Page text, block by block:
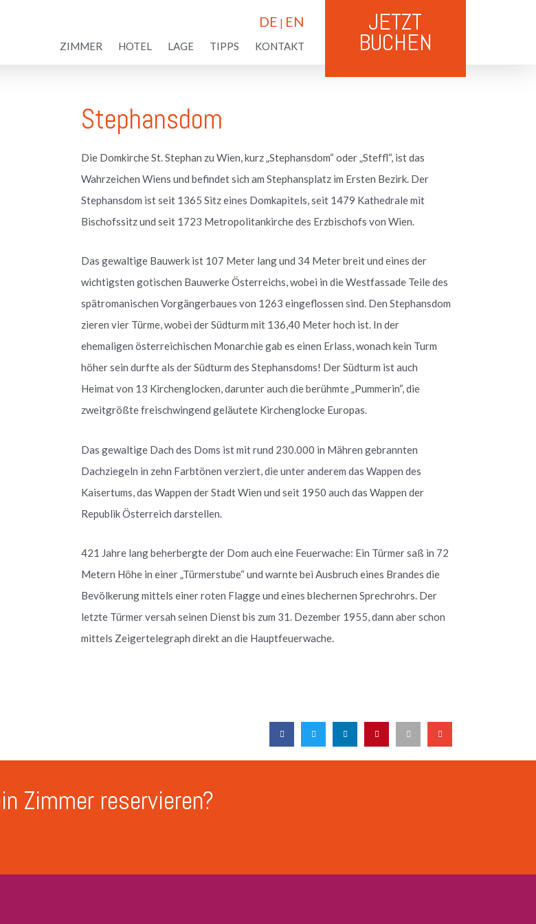
DE | EN
ZIMMER HOTEL LAGE TIPPS KONTAKT
JETZT
BUCHEN
Stephansdom
Die Domkirche St. Stephan zu Wien, kurz „Stephansdom“ oder „Steffl“, ist das
Wahrzeichen Wiens und befindet sich am Stephansplatz im Ersten Bezirk. Der
Stephansdom ist seit 1365 Sitz eines Domkapitels, seit 1479 Kathedrale mit
Bischofssitz und seit 1723 Metropolitankirche des Erzbischofs von Wien.
Das gewaltige Bauwerk ist 107 Meter lang und 34 Meter breit und eines der
wichtigsten gotischen Bauwerke Österreichs, wobei in die Westfassade Teile des
spätromanischen Vorgängerbaues von 1263 eingeflossen sind. Den Stephansdom
zieren vier Türme, wobei der Südturm mit 136,40 Meter hoch ist. In der
ehemaligen österreichischen Monarchie gab es einen Erlass, wonach kein Turm
höher sein durfte als der Südturm des Stephansdoms! Der Südturm ist auch
Heimat von 13 Kirchenglocken, darunter auch die berühmte „Pummerin“, die
zweitgrößte freischwingend geläutete Kirchenglocke Europas.
Das gewaltige Dach des Doms ist mit rund 230.000 in Mähren gebrannten
Dachziegeln in zehn Farbtönen verziert, die unter anderem das Wappen des
Kaisertums, das Wappen der Stadt Wien und seit 1950 auch das Wappen der
Republik Österreich darstellen.
421 Jahre lang beherbergte der Dom auch eine Feuerwache: Ein Türmer saß in 72
Metern Höhe in einer „Türmerstube“ und warnte bei Ausbruch eines Brandes die
Bevölkerung mittels einer roten Flagge und eines blechernen Sprechrohrs. Der
letzte Türmer versah seinen Dienst bis zum 31. Dezember 1955, dann aber schon
mittels Zeigertelegraph direkt an die Hauptfeuerwache.
Zimmer reservieren?